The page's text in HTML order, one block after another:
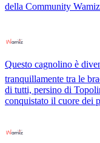
della Community
Questo cagnolino è
tranquillamente tra le
di tutti, persino di
conquistato il cuore dei